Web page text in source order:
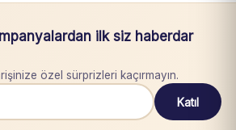
ilk siz haberdar
özel sürprizleri kaçırmayın.
Katıl